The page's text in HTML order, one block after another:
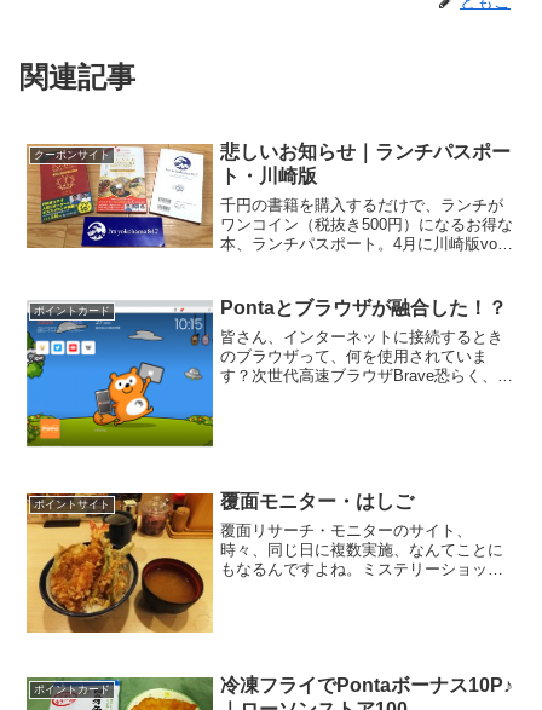
関連記事
クーポンサイト
悲しいお知らせ｜ランチパスポー
ト・川崎版
千円の書籍を購入するだけで、ランチが
ワンコイン（税抜き500円）になるお得な
本、ランチパスポート。4月に川崎版vol.1
vol.3が出るのかな？と思い、ランチパ...
ポイントカード Pontaとブラウザが融合した！？
皆さん、インターネットに接続するとき
のブラウザって、何を使用されていま
す？次世代高速ブラウザBrave恐らく、
ポイントサイト 覆面モニター・はしご
覆面リサーチ・モニターのサイト、
時々、同じ日に複数実施、なんてことに
もなるんですよね。ミステリーショッピ
ポイントカード
冷凍フライでPontaボーナス10P♪